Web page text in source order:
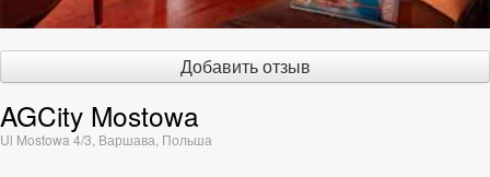
Добавить отзыв
AGCity Mostowa
Ul Mostowa 4/3 Варшава Польша